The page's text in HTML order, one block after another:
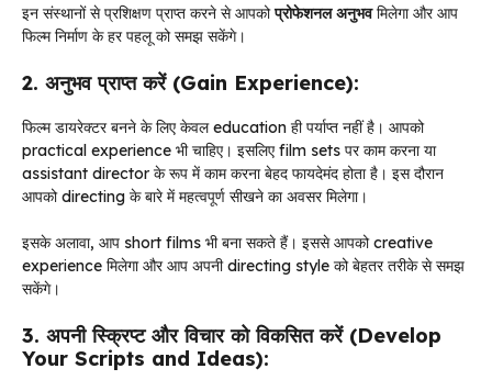
इन संस्थानों से प्रशिक्षण प्राप्त करने से आपकोप्रोफेशनल अनुभवमिलेगा और आप
फिल्म निर्माण के हर पहलू को समझ सकेंगे।
2. अनुभव प्राप्त करें (Gain Experience):
फिल्म डायरेक्टर बनने के लिए केवल education ही पर्याप्त नहीं है। आपको
practical experience भी चाहिए। इसलिए film sets पर काम करना या
assistant director के रूप में काम करना बेहद फायदेमंद होता है। इस दौरान
आपको directing के बारे में महत्वपूर्ण सीखने का अवसर मिलेगा।
इसके अलावा, आप short films भी बना सकते हैं। इससे आपको creative
experience मिलेगा और आप अपनी directing style को बेहतर तरीके से समझ
सकेंगे।
3. अपनी स्क्रिप्ट और विचार को विकसित करें (Develop
Your Scripts and Ideas):